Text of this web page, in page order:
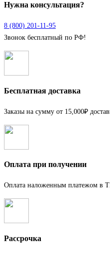
Нужна консультация?
8 (800) 201-11-95
Звонок бесплатный по РФ!
Бесплатная доставка
Заказы на сумму от 15,000₽
Оплата при получении
Оплата наложенным платежом
Рассрочка